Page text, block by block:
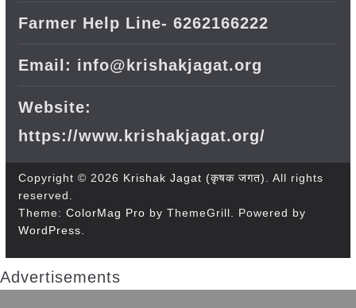
Farmer Help Line- 6262166222
Email: info@krishakjagat.org
Website:
https://www.krishakjagat.org/
Copyright © 2026 Krishak Jagat (कृषक जगत)
. All rights
reserved.
Theme: ColorMag Pro by ThemeGrill. Powered by
WordPress
Advertisements